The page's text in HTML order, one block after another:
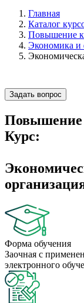
Главная
Каталог
Повышение
Экономика
Задать вопрос
Повышение
Курс:
Форма обучения
Заочная с
электронного